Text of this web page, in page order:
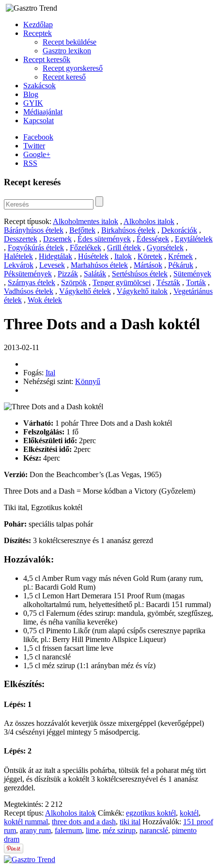
Kezdőlap
Receptek
Recept beküldése
Gasztro lexikon
Recept keresők
Recept gyorskereső
Recept kereső
Szakácsok
Blog
GYIK
Médiaajánlat
Kapcsolat
Facebook
Twitter
Google+
RSS
Recept keresés
Recept típusok: Alkoholmentes italok , Alkoholos italok ,
Bárányhúsos ételek , Befőttek , Birkahúsos ételek , Dekorációk ,
Desszertek , Dzsemek , Édes sütemények , Édességek , Egytálételek
, Fogyókúrás ételek , Főzelékek , Grill ételek , Gyorsételek ,
Halételek , Hidegtálak , Húsételek , Italok , Köretek , Krémek ,
Lekvárok , Levesek , Marhahúsos ételek , Mártások , Pékáruk ,
Péksütemények , Pizzák , Saláták , Sertéshúsos ételek , Sütemények
, Szárnyas ételek , Szörpök , Tenger gyümölcsei , Tészták , Torták ,
Vadhúsos ételek , Vágykeltő ételek , Vágykeltő italok , Vegetáriánus
ételek , Wok ételek
Three Dots and a Dash koktél
2013-02-11
Fogás: Ital
Nehézségi szint: Könnyű
Várható: 1 pohár Three Dots and a Dash koktél
Felszolgálás: 1 fő
Előkészületi idő: 2perc
Elkészítési idő: 2perc
Kész: 4perc
Verzió: Don the Beachcomber’s (Las Vegas, 1965)
Three Dots and a Dash = Morse kódban a Victory (Győzelem)
Tiki ital, Egzotikus koktél
Pohár: speciális talpas pohár
Díszítés: 3 koktélcseresznye és 1 ananász gerezd
Hozzávalók:
4,5 cl Amber Rum vagy más néven Gold Rum (arany rum,
pl.: Bacardi Gold Rum)
1,5 cl Lemon Hart Demerara 151 Proof Rum (magas
alkoholtartalmú rum, helyettesíthető pl.: Bacardi 151 rummal)
0,75 cl Falernum (édes szirup: mandula, gyömbér, szegfűszeg,
lime, és néha vanília keveréke)
0,75 cl Pimento Likőr (rum alapú csípős cseresznye paprika
likőr, pl.: Berry Hill Pimento Allspice Liqueur)
1,5 cl frissen facsart lime leve
1,5 cl narancslé
1,5 cl méz szirup (1:1 arányban méz és víz)
Elkészítés:
Lépés: 1
Az összes hozzávalót keverjük össze mixergéppel (keverőgéppel)
3/4 csészényi jéggel mintegy 5 másodpercig.
Lépés: 2
Öntsük át az italt a speciális pohárba, töltsük fel a poharat még tört
jéggel, és díszítsük a koktélt 3 koktélcseresznyével és 1 ananász
gerezddel.
Megtekintés: 2 212
Recept típus: Alkoholos italok Címkék: egzotikus koktél, koktél,
koktél rummal, three dots and a dash, tiki ital Hozzávalók: 151 proof
rum, arany rum, falernum, lime, méz szirup, narancslé, pimento
dram